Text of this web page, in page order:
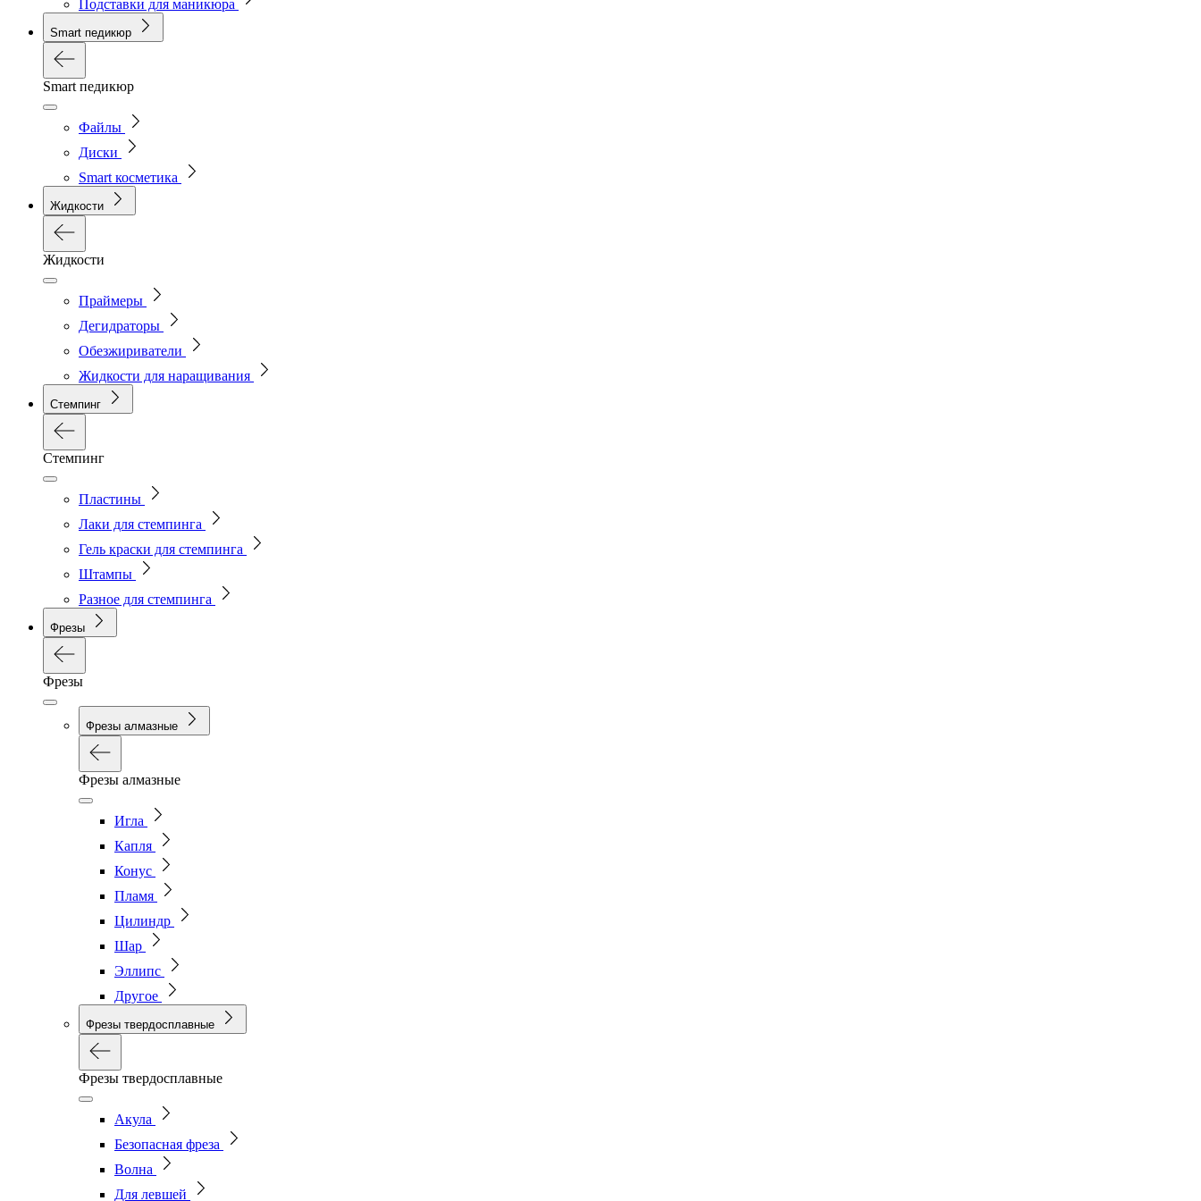
Подставки для маникюра
Smart педикюр
Smart педикюр
Файлы
Диски
Smart косметика
Жидкости
Жидкости
Праймеры
Дегидраторы
Обезжириватели
Жидкости для наращивания
Стемпинг
Стемпинг
Пластины
Лаки для стемпинга
Гель краски для стемпинга
Штампы
Разное для стемпинга
Фрезы
Фрезы
Фрезы алмазные
Фрезы алмазные
Игла
Капля
Конус
Пламя
Цилиндр
Шар
Эллипс
Другое
Фрезы твердосплавные
Фрезы твердосплавные
Акула
Безопасная фреза
Волна
Для левшей